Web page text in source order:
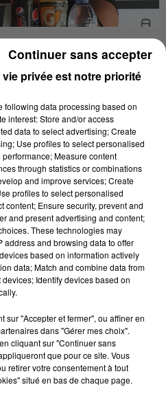
pourtant privé de
consécutive toutes
en s'imposant à domicile
à l'Union Bordeaux-Bègles
journée de Top 14. Ce
en championnat - le
à domicile - permet aux
provisoirement de la
à trois points de Clermont,
du Stade Français à
recule à la septième
de mêlée,Sébastien
avec le XV de France -
et Marchand -Toulouse a
(28 ans) qui jouait
six mois. Les Toulousains
privée est notre priorité
following data processing based on
interest: Store and/or access
data to select advertising; Create
Use profiles to select personalised
Measure content
through statistics or combinations
and improve services; Create
profiles to select personalised
content; Ensure security, prevent and
and present advertising and content;
These technologies may
address and browsing data to offer
based on information actively
data; Match and combine data from
Identify devices based on
sur "Accepter et fermer", ou affiner en
dans "Gérer mes choix".
cliquant sur "Continuer sans
que pour ce site. Vous
retirer votre consentement à tout
situé en bas de chaque page.
Continuer sans accepter